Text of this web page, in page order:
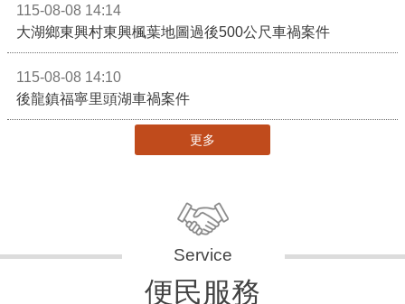
115-08-08 14:14
大湖鄉東興村東興楓葉地圖過後500公尺車禍案件
115-08-08 14:10
後龍鎮福寧里頭湖車禍案件
更多
便民服務